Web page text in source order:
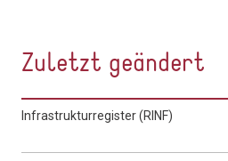
Zuletzt geändert
Infrastrukturregister (RINF)